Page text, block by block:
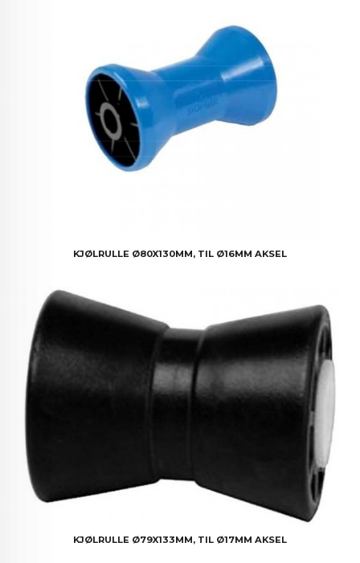
KJØLRULLE Ø80X130MM, TIL Ø16MM AKSEL
KJØLRULLE Ø79X133MM, TIL Ø17MM AKSEL